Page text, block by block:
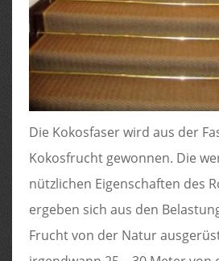
Die Kokosfaser wird aus der
Kokosfrucht gewonnen. Die
nützlichen Eigenschaften des
ergeben sich aus den
Frucht von der Natur